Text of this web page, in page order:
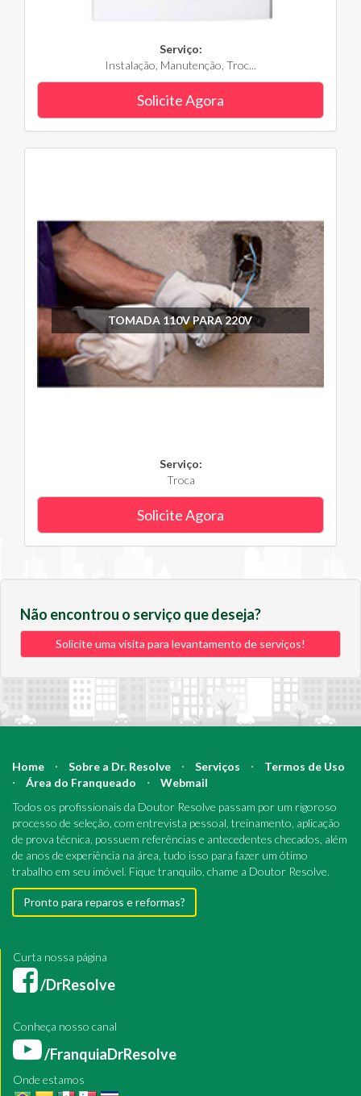
Serviço:
Instalação, Manutenção, Troc...
Solicite Agora
TOMADA 110V PARA 220V
Serviço:
Troca
Solicite Agora
Não encontrou o serviço que deseja?
Solicite uma visita para levantamento de serviços!
Home ⋅ Sobre a Dr. Resolve ⋅ Serviços ⋅
Termos de Uso
⋅
Área do Franqueado ⋅
Webmail
Todos os profissionais da Doutor Resolve passam por um rigoroso
processo de seleção, com entrevista pessoal, treinamento, aplicação
de prova técnica, possuem referências e antecedentes checados, além
de anos de experiência na área, tudo isso para fazer um ótimo
trabalho em seu imóvel. Fique tranquilo, chame a Doutor Resolve.
Pronto para reparos e reformas?
Curta nossa página
/DrResolve
Conheça nosso canal
/FranquiaDrResolve
Onde estamos